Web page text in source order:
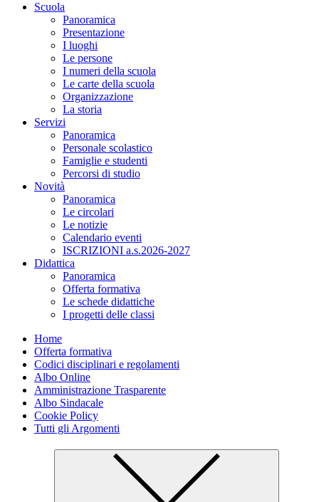
Scuola
Panoramica
Presentazione
I luoghi
Le persone
I numeri della scuola
Le carte della scuola
Organizzazione
La storia
Servizi
Panoramica
Personale scolastico
Famiglie e studenti
Percorsi di studio
Novità
Panoramica
Le circolari
Le notizie
Calendario eventi
ISCRIZIONI a.s.2026-2027
Didattica
Panoramica
Offerta formativa
Le schede didattiche
I progetti delle classi
Home
Offerta formativa
Codici disciplinari e regolamenti
Albo Online
Amministrazione Trasparente
Albo Sindacale
Cookie Policy
Tutti gli Argomenti